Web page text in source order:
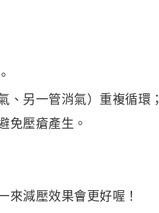
、另一管消氣）重複循環；
免壓瘡產生。
來減壓效果會更好喔！